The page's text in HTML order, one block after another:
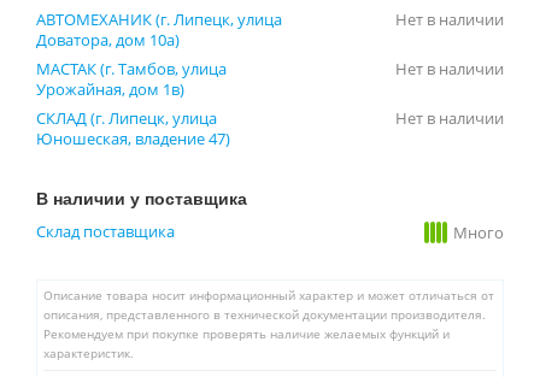
АВТОМЕХАНИК (г. Липецк, улица
Доватора, дом 10а)
Нет в наличии
МАСТАК (г. Тамбов, улица
Урожайная, дом 1в)
Нет в наличии
СКЛАД (г. Липецк, улица
Юношеская, владение 47)
Нет в наличии
В наличии у поставщика
Склад поставщика Много
Описание товара носит информационный характер и может отличаться от
описания, представленного в технической документации производителя.
Рекомендуем при покупке проверять наличие желаемых функций и
характеристик.